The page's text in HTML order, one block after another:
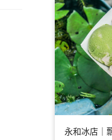
永和冰店｜